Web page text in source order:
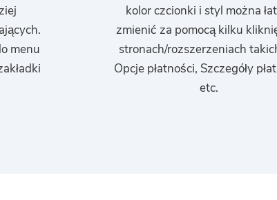
menu
kolor czcionki i styl można
zmienić za pomocą kilku
stronach/rozszerzeniach
Opcje płatności, Szczegóły
etc.